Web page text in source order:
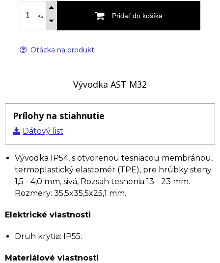
ks Pridať do košíka
Otázka na produkt
Vývodka AST M32
Prílohy na stiahnutie
Dátový list
Vývodka IP54, s otvorenou tesniacou membránou,
termoplastický elastomér (TPE), pre hrúbky steny
1,5 - 4,0 mm, sivá, Rozsah tesnenia 13 - 23 mm.
Rozmery: 35,5x35,5x25,1 mm.
Elektrické vlastnosti
Druh krytia: IP55.
Materiálové vlastnosti